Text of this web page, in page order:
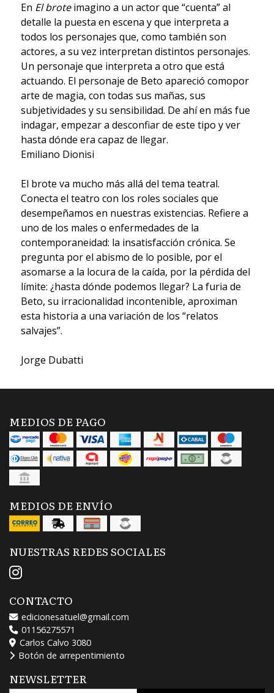
En El broteimagino a un actor que “cuenta” al
detalle la puesta en escena y que interpreta a
todos los personajes que, como también son
actores, a su vez interpretan distintos personajes.
Un personaje que interpreta a otro que está
actuando. El personaje de Beto apareció comopor
arte de magia, con todas sus mañas, sus
subjetividades y su sensibilidad. De ahí en más fue
indagar, empezar a desconfiar de este tipo y ver
hasta dónde era capaz de llegar.
Emiliano Dionisi
El brote va mucho más allá del tema teatral.
Conecta el teatro con los roles sociales que
desempeñamos en nuestras existencias. Refiere a
uno de los males o enfermedades de la
contemporaneidad: la insatisfacción crónica. Se
pregunta por el abismo de lo posible, por el
asomarse a la locura de la caída, por la pérdida del
límite: ¿hasta dónde podemos llegar? La furia de
Beto, su irracionalidad incontenible, aproximan
esta historia a una variación de los “relatos
salvajes”.
Jorge Dubatti
MEDIOS DE PAGO
MEDIOS DE ENVÍO
NUESTRAS REDES SOCIALES
CONTACTO
edicionesatuel@gmail.com
01156275571
Carlos Calvo 3080
Botón de arrepentimiento
NEWSLETTER